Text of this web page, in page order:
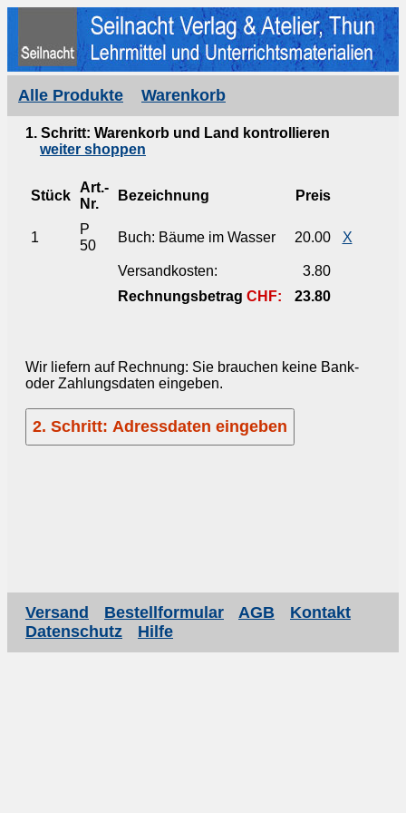
Alle Produkte Warenkorb
1. Schritt: Warenkorb und Land kontrollieren
weiter shoppen
Stück
Art.-
Nr.
Bezeichnung Preis
1
P
50
Buch: Bäume im Wasser 20.00 X
Versandkosten:
3.80
Rechnungsbetrag CHF: 23.80
Wir liefern auf Rechnung: Sie brauchen keine Bank-
oder Zahlungsdaten eingeben.
Versand Bestellformular AGB
Kontakt
Datenschutz
Hilfe